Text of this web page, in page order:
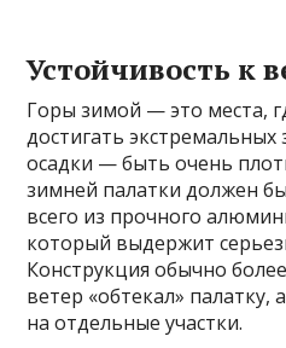
Устойчивость к
Горы зимой — это места,
достигать экстремальных
осадки — быть очень
зимней палатки должен
всего из прочного
который выдержит
Конструкция обычно
ветер «обтекал» палатку,
на отдельные участки.